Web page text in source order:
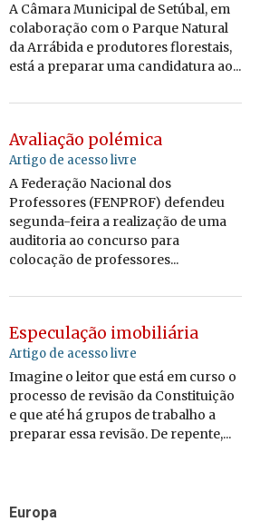
A Câmara Municipal de Setúbal, em
colaboração com o Parque Natural
da Arrábida e produtores florestais,
está a preparar uma candidatura ao...
Avaliação polémica
Artigo de acesso livre
A Federação Nacional dos
Professores (FENPROF) defendeu
segunda-feira a realização de uma
auditoria ao concurso para
colocação de professores...
Especulação imobiliária
Artigo de acesso livre
Imagine o leitor que está em curso o
processo de revisão da Constituição
e que até há grupos de trabalho a
preparar essa revisão. De repente,...
Europa